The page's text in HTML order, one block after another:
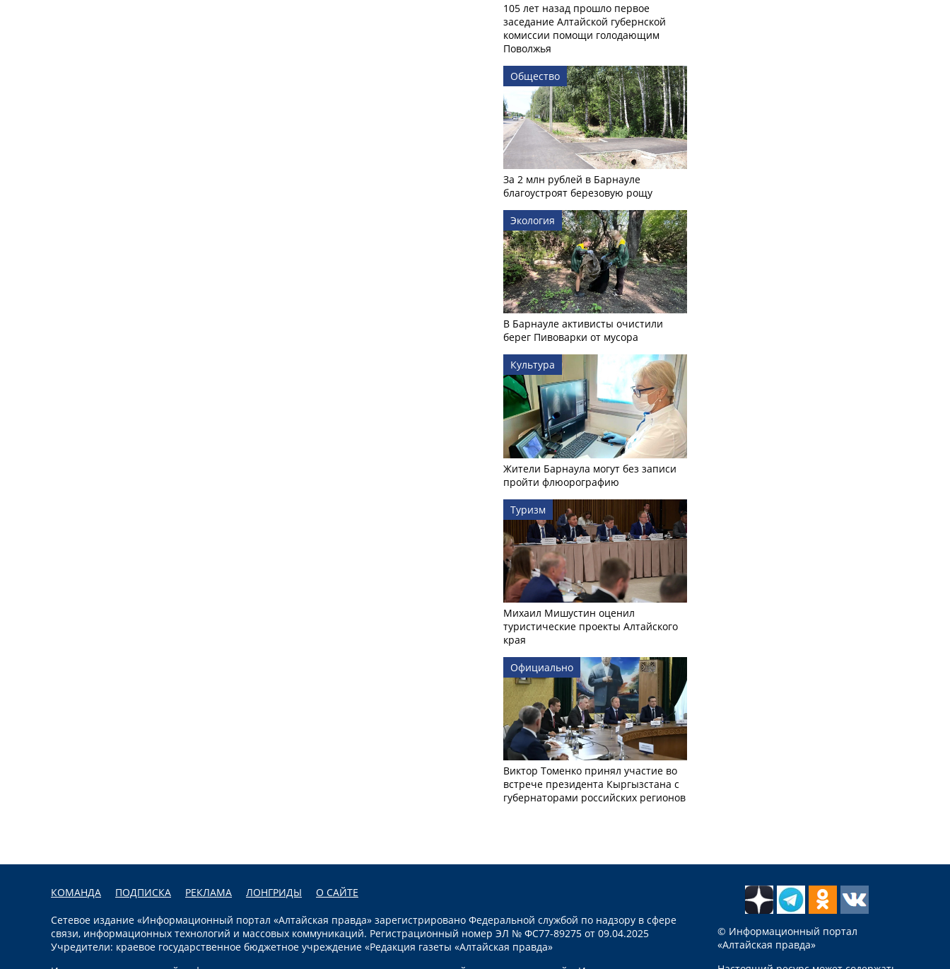
105 лет назад прошло первое
заседание Алтайской губернской
комиссии помощи голодающим
Поволжья
Общество
За 2 млн рублей в Барнауле
благоустроят березовую рощу
Экология
В Барнауле активисты очистили
берег Пивоварки от мусора
Культура
Жители Барнаула могут без записи
пройти флюорографию
Туризм
Михаил Мишустин оценил
туристические проекты Алтайского
края
Официально
Виктор Томенко принял участие во
встрече президента Кыргызстана с
губернаторами российских регионов
КОМАНДА ПОДПИСКА РЕКЛАМА ЛОНГРИДЫ О САЙТЕ
Сетевое издание «Информационный портал «Алтайская правда» зарегистрировано Федеральной службой по надзору в сфере
связи, информационных технологий и массовых коммуникаций. Регистрационный номер ЭЛ № ФС77-89275 от 09.04.2025
Учредители: краевое государственное бюджетное учреждение «Редакция газеты «Алтайская правда»
© Информационный портал
«Алтайская правда»